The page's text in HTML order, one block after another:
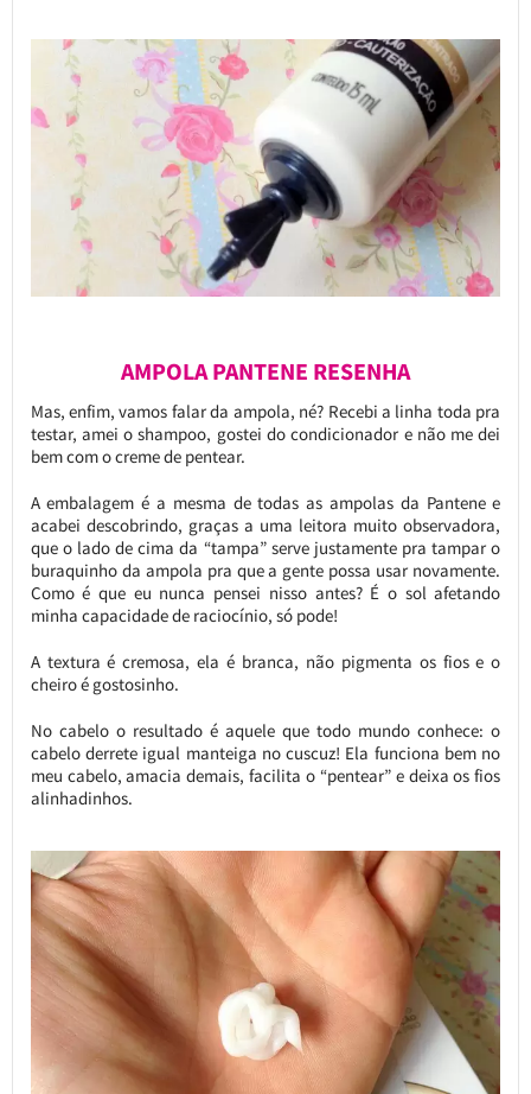
AMPOLA PANTENE RESENHA
Mas, enfim, vamos falar da ampola, né? Recebi a linha toda pra
testar, amei o shampoo, gostei do condicionador e não me dei
bem com o creme de pentear.
A embalagem é a mesma de todas as ampolas da Pantene e
acabei descobrindo, graças a uma leitora muito observadora,
que o lado de cima da “tampa” serve justamente pra tampar o
buraquinho da ampola pra que a gente possa usar novamente.
Como é que eu nunca pensei nisso antes? É o sol afetando
minha capacidade de raciocínio, só pode!
A textura é cremosa, ela é branca, não pigmenta os fios e o
cheiro é gostosinho.
No cabelo o resultado é aquele que todo mundo conhece: o
cabelo derrete igual manteiga no cuscuz! Ela funciona bem no
meu cabelo, amacia demais, facilita o “pentear” e deixa os fios
alinhadinhos.